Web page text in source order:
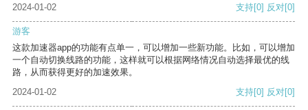
2024-01-02 支持[0] 反对[0]
游客
这款加速器app的功能有点单一，可以增加一些新功能。比如，可以增加
一个自动切换线路的功能，这样就可以根据网络情况自动选择最优的线
路，从而获得更好的加速效果。
2024-01-02
支持[0] 反对[0]